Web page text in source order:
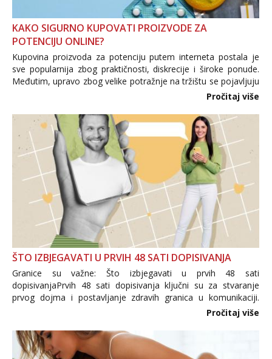
KAKO SIGURNO KUPOVATI PROIZVODE ZA
POTENCIJU ONLINE?
Kupovina proizvoda za potenciju putem interneta postala je
sve popularnija zbog praktičnosti, diskrecije i široke ponude.
Međutim, upravo zbog velike potražnje na tržištu se pojavljuju
i brojni krivotvoreni proizvodi, nepouzdane internetske
Pročitaj više
ŠTO IZBJEGAVATI U PRVIH 48 SATI DOPISIVANJA
Granice su važne: Što izbjegavati u prvih 48 sati
dopisivanjaPrvih 48 sati dopisivanja ključni su za stvaranje
prvog dojma i postavljanje zdravih granica u komunikaciji.
Važno je izbjeći prebrzo otkrivanje osobnih ili intimnih
informacija, jer nepoznata osoba još nije zaslužila to
povjerenje. Takođe...
Pročitaj više